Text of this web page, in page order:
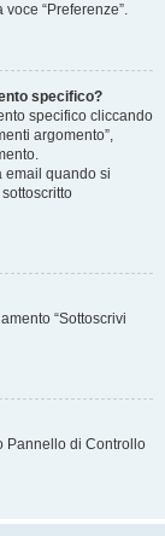
“Preferenze”.
specifico?
specifico cliccando
argomento”,
email quando si
“Sottoscrivi
Pannello di Controllo